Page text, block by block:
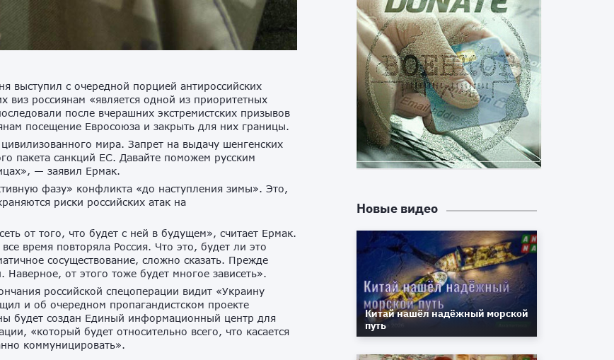
выступил с очередной порцией антироссийских
виз россиянам «является одной из приоритетных
после вчерашних экстремистских призывов
посещение Евросоюза и закрыть для них границы.
мира. Запрет на выдачу шенгенских
пакета санкций ЕС. Давайте поможем русским
— заявил Ермак.
фазу» конфликта «до наступления зимы». Это,
риски российских атак на
от того, что будет с ней в будущем», считает Ермак.
время повторяла Россия. Что это, будет ли это
сосуществование, сложно сказать. Прежде
Наверное, от этого тоже будет многое зависеть».
российской спецоперации видит «Украину
и об очередном пропагандистском проекте
будет создан Единый информационный центр для
«который будет относительно всего, что касается
коммуницировать».
Новые видео
Китай нашёл надёжный морской
путь